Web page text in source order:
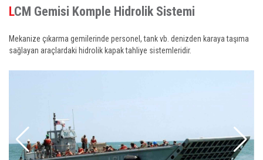
LCM Gemisi Komple Hidrolik Sistemi
Mekanize çıkarma gemilerinde personel, tank vb. denizden karaya taşıma
sağlayan araçlardaki hidrolik kapak tahliye sistemleridir.